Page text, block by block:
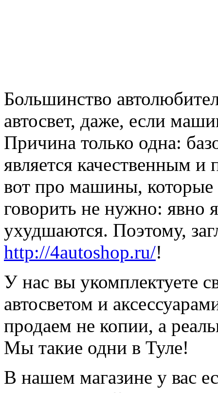
Большинство
автосвет, даже, если
Причина только одна:
является качественным
вот про машины, которые
говорить не нужно: явно
ухудшаются. Поэтому,
http://4autoshop.ru/!
У нас вы укомплектуете
автосветом и
продаем не копии, а
Мы такие одни в Туле!
В нашем магазине у вас